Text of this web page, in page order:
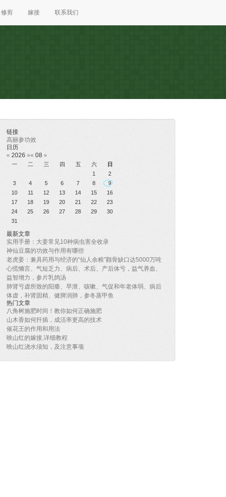
修剪 嫁接 联系我们
链接
高丽参功效
日历
« 2026 »« 08 »
一 二 三 四 五 六
日
1
2
3
4 5 6 7 8
9
10
11 12 13 14 15
16
17
18 19 20 21 22
23
24
25 26 27 28 29
30
31
最新文章
实用手册：大姜常见10种病虫害全收录
神仙豆腐的功效与作用有哪些
老虎姜：兼具药用与经济的“仙人余粮”颧骨缺口达5000万吨
心慌懒言、气短乏力、病后、术后、产后体亏，益气养血、
益智增力，参片乳鸽汤
肺肾亏虚所致的阳痿、早泄、咳嗽、气促和年老体弱、病后
体虚，补肾固精、健脾润肺，参冬蒸甲鱼
热门文章
八角树施肥时间！教你如何正确施肥
山木香如何扦插，成活率更高的技术
催花王的作用和用法
映山红的嫁接,详细教程
映山红浇水须知，及注意事项